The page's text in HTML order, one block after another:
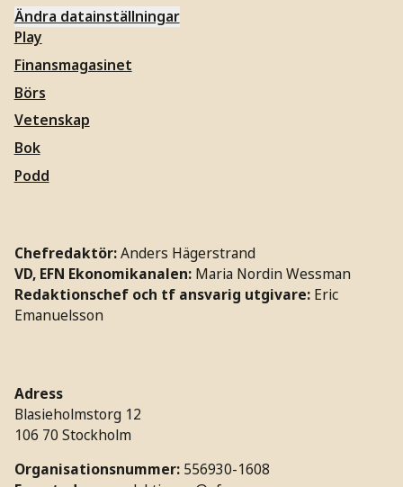
Ändra datainställningar
Play
Finansmagasinet
Börs
Vetenskap
Bok
Podd
Chefredaktör:Anders Hägerstrand
VD, EFN Ekonomikanalen: Maria Nordin Wessman
Redaktionschef och tf ansvarig utgivare: Eric
Emanuelsson
Adress
Blasieholmstorg 12
106 70 Stockholm
Organisationsnummer: 556930-1608